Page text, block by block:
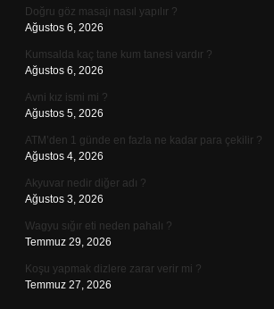
Doğru göz masajı nasıl yapılır ?
Ağustos 6, 2026
Kumsalda kaç tane kum tanesi vardır ?
Ağustos 6, 2026
Avni kız ismi mi ?
Ağustos 5, 2026
ATM’den 1 günde en fazla ne kadar para çekilir ?
Ağustos 4, 2026
Akyuvar nedir diğer adı ?
Ağustos 3, 2026
Wagyu sığır eti neden pahalı ?
Temmuz 29, 2026
Koşu yapmak dizlere zarar verir mi ?
Temmuz 27, 2026